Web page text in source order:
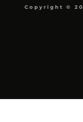
Copyright ©